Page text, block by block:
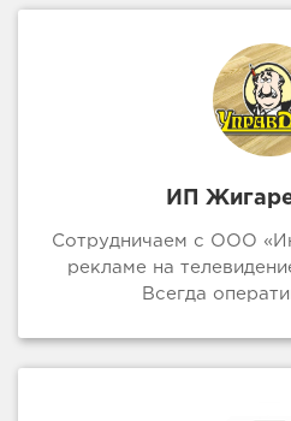
ИП
Сотрудничаем с ООО
рекламе на
Всегда